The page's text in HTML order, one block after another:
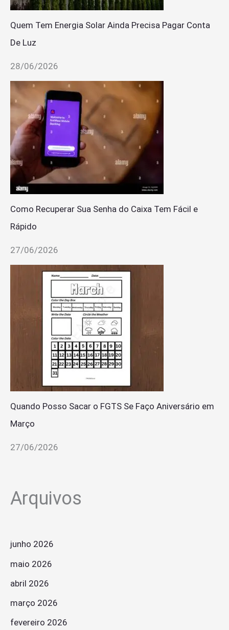
Quem Tem Energia Solar Ainda Precisa Pagar Conta
De Luz
28/06/2026
Como Recuperar Sua Senha do Caixa Tem Fácil e
Rápido
27/06/2026
Quando Posso Sacar o FGTS Se Faço Aniversário em
Março
27/06/2026
Arquivos
junho 2026
maio 2026
abril 2026
março 2026
fevereiro 2026